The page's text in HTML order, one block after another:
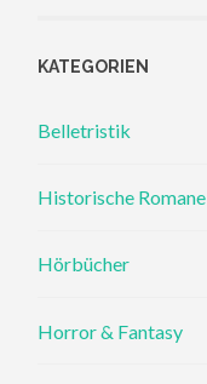
KATEGORIEN
Belletristik
Historische Romane
Hörbücher
Horror & Fantasy